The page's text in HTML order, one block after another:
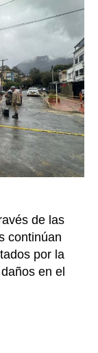
de
26
por
la
en
la
de
de las
continúan
por la
en el